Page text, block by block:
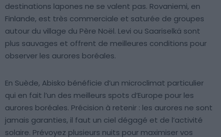
destinations lapones ne se valent pas. Rovaniemi, en
Finlande, est très commerciale et saturée de groupes
autour du village du Père Noël. Levi ou Saariselkä sont
plus sauvages et offrent de meilleures conditions pour
observer les aurores boréales.
En Suède, Abisko bénéficie d’un microclimat particulier
qui en fait l’un des meilleurs spots d’Europe pour les
aurores boréales. Précision à retenir : les aurores ne sont
jamais garanties, il faut un ciel dégagé et de l’activité
solaire. Prévoyez plusieurs nuits pour maximiser vos